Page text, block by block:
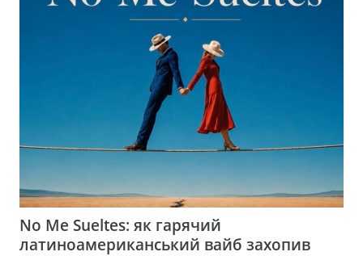
No Me Sueltes: як гарячий
латиноамериканський вайб захопив